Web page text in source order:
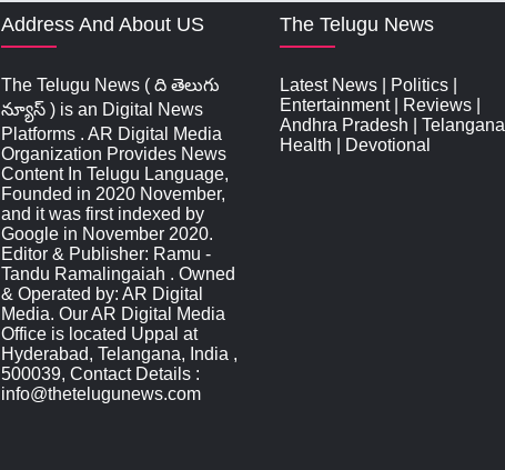
Address And About US
The Telugu News ( ది తెలుగు
న్యూస్‌ ) is an Digital News
Platforms . AR Digital Media
Organization Provides News
Content In Telugu Language,
Founded in 2020 November,
and it was first indexed by
Google in November 2020.
Editor & Publisher: Ramu -
Tandu Ramalingaiah . Owned
& Operated by: AR Digital
Media. Our AR Digital Media
Office is located Uppal at
Hyderabad, Telangana, India ,
500039, Contact Details :
info@thetelugunews.com
The Telugu News
Latest News Politics
Entertainment| Reviews
Andhra Pradesh
Telangana
Health
Devotional